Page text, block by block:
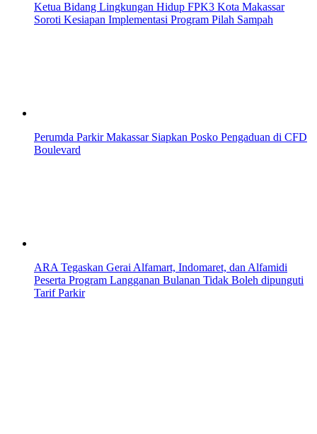
Ketua Bidang Lingkungan Hidup FPK3 Kota Makassar
Soroti Kesiapan Implementasi Program Pilah Sampah
Perumda Parkir Makassar Siapkan Posko Pengaduan di CFD
Boulevard
ARA Tegaskan Gerai Alfamart, Indomaret, dan Alfamidi
Peserta Program Langganan Bulanan Tidak Boleh dipunguti
Tarif Parkir